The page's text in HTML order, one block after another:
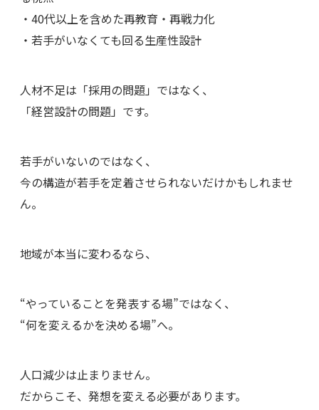
・40代以上を含めた再教育・再戦力化
・若手がいなくても回る生産性設計
人材不足は「採用の問題」ではなく、
「経営設計の問題」です。
若手がいないのではなく、
今の構造が若手を定着させられないだけかもしれませ
ん。
地域が本当に変わるなら、
“やっていることを発表する場”ではなく、
“何を変えるかを決める場”へ。
人口減少は止まりません。
だからこそ、発想を変える必要があります。